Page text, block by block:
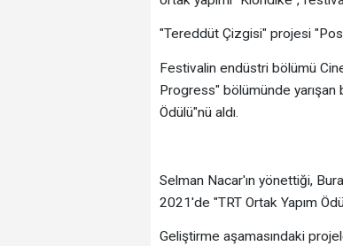
"Tereddüt Çizgisi" projesi
Festivalin endüstri bölümü
Progress" bölümünde yarışan
Ödülü"nü aldı.
Selman Nacar'ın yönettiği,
2021'de "TRT Ortak Yapım
Geliştirme aşamasındaki